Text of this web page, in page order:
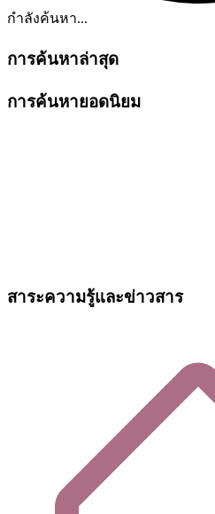
กำลังค้นหา...
การค้นหาล่าสุด
การค้นหายอดนิยม
สาระความรู้และข่าวสาร